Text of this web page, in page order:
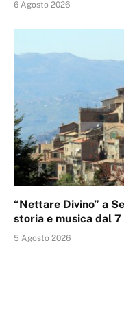
6 Agosto 2026
“Nettare Divino” a
storia e musica dal 7
5 Agosto 2026